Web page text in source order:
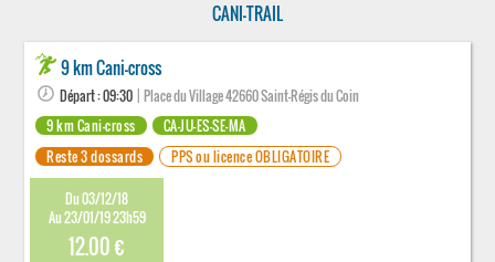
CANI-TRAIL
9 km Cani-cross
Départ : 09:30 | Place du Village 42660 Saint-Régis du Coin
9 km Cani-cross
CA-JU-ES-SE-MA
Reste 3 dossards
PPS ou licence OBLIGATOIRE
Du 03/12/18
Au 23/01/19 23h59
12.00 €